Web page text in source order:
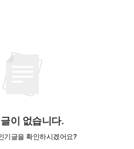
이 없습니다.
기글을 확인하시겠어요?